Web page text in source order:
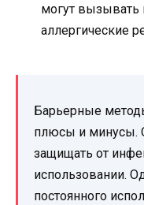
могут
аллергические
Барьерные
плюсы и минусы.
защищать от
использовании.
постоянного